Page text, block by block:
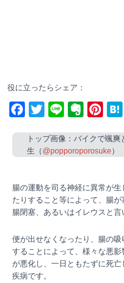
役に立ったらシェア：
F
c
e
o
o
k
T
tt
er
Li
e
E
er
n
e
Pi
er
e
トップ画像：バイクで颯
生（@popporoporosuke）
腸の運動を司る神経に異常が
たりすること等によって、腸
腸閉塞、あるいはイレウスと言
便が出せなくなったり、腸の吸
することによって、様々な悪
が悪化し、一日ともたずに死
疾病です。